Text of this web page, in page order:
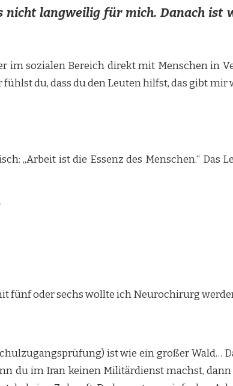
nicht langweilig für mich. Danach ist
im sozialen Bereich direkt mit Menschen in
du, dass du den Leuten hilfst, das gibt
„Arbeit ist die Essenz des Menschen.“ Das
fünf oder sechs wollte ich Neurochirurg
ist wie ein großer Wald…
du im Iran keinen Militärdienst machst,